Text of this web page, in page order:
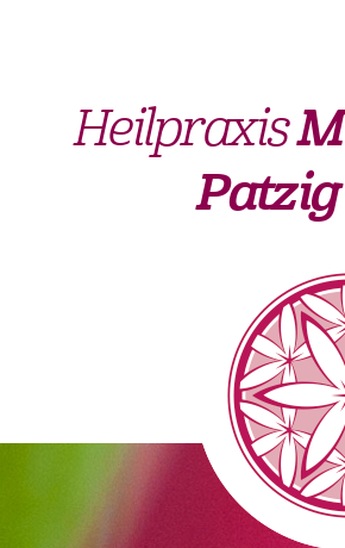
Heilpraxis
Patzig